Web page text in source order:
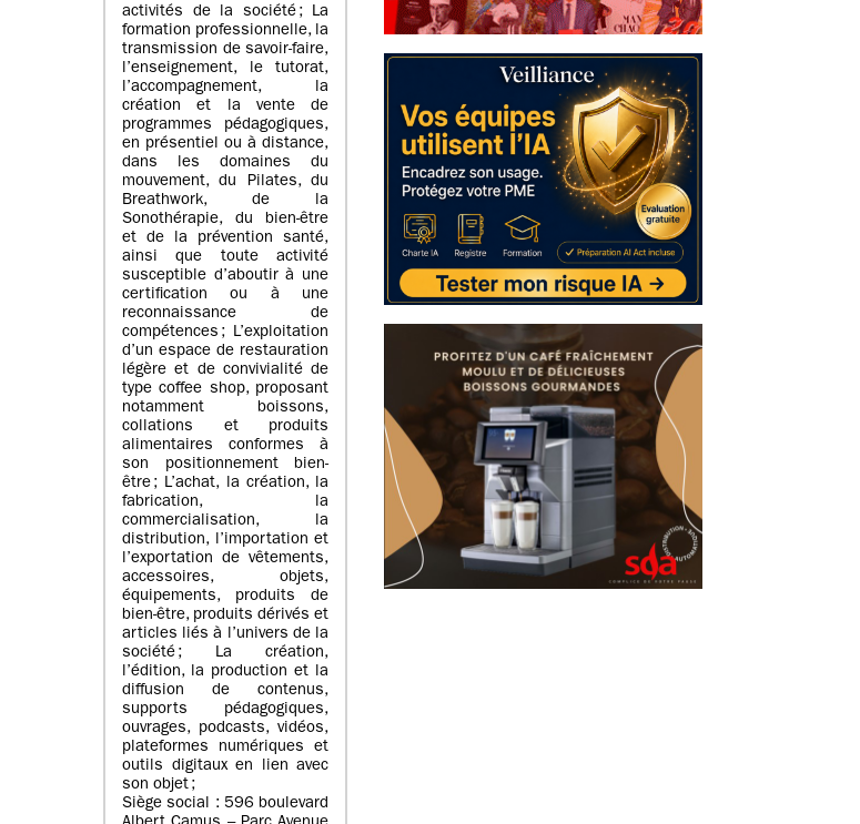
activités de la société ; La
formation professionnelle, la
transmission de savoir-faire,
l’enseignement, le tutorat,
l’accompagnement, la
création et la vente de
programmes pédagogiques,
en présentiel ou à distance,
dans les domaines du
mouvement, du Pilates, du
Breathwork, de la
Sonothérapie, du bien-être
et de la prévention santé,
ainsi que toute activité
susceptible d’aboutir à une
certification ou à une
reconnaissance de
compétences ; L’exploitation
d’un espace de restauration
légère et de convivialité de
type coffee shop, proposant
notamment boissons,
collations et produits
alimentaires conformes à
son positionnement bien-
être ; L’achat, la création, la
fabrication, la
commercialisation, la
distribution, l’importation et
l’exportation de vêtements,
accessoires, objets,
équipements, produits de
bien-être, produits dérivés et
articles liés à l’univers de la
société ; La création,
l’édition, la production et la
diffusion de contenus,
supports pédagogiques,
ouvrages, podcasts, vidéos,
plateformes numériques et
outils digitaux en lien avec
son objet ;
Siège social : 596 boulevard